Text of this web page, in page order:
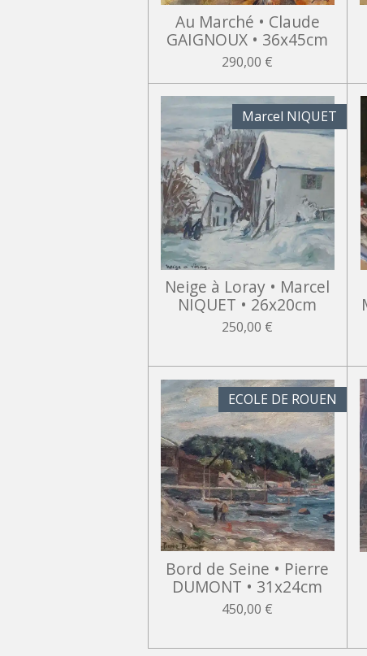
Au Marché • Claude
GAIGNOUX • 36x45cm
290,00 €
Marcel NIQUET
Neige à Loray • Marcel
NIQUET • 26x20cm
250,00 €
ECOLE DE ROUEN
Bord de Seine • Pierre
DUMONT • 31x24cm
450,00 €